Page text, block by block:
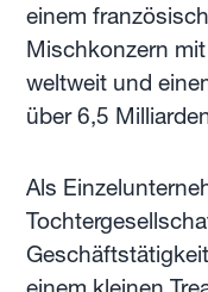
einem
Mischkonzern
weltweit und
über 6,5
Als